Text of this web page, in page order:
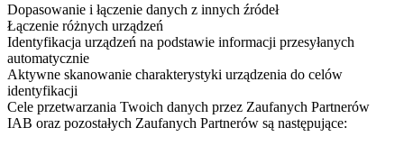
Dopasowanie i łączenie danych z innych źródeł
Łączenie różnych urządzeń
Identyfikacja urządzeń na podstawie informacji przesyłanych
automatycznie
Aktywne skanowanie charakterystyki urządzenia do celów
identyfikacji
Cele przetwarzania Twoich danych przez Zaufanych Partnerów
IAB oraz pozostałych Zaufanych Partnerów są następujące: